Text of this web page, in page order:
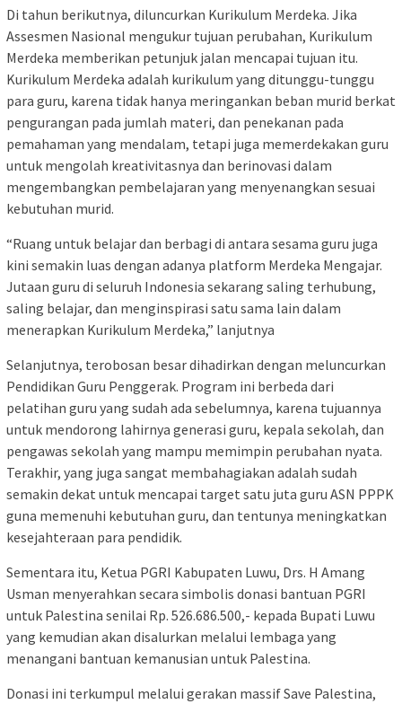
Di tahun berikutnya, diluncurkan Kurikulum Merdeka. Jika
Assesmen Nasional mengukur tujuan perubahan, Kurikulum
Merdeka memberikan petunjuk jalan mencapai tujuan itu.
Kurikulum Merdeka adalah kurikulum yang ditunggu-tunggu
para guru, karena tidak hanya meringankan beban murid berkat
pengurangan pada jumlah materi, dan penekanan pada
pemahaman yang mendalam, tetapi juga memerdekakan guru
untuk mengolah kreativitasnya dan berinovasi dalam
mengembangkan pembelajaran yang menyenangkan sesuai
kebutuhan murid.
“Ruang untuk belajar dan berbagi di antara sesama guru juga
kini semakin luas dengan adanya platform Merdeka Mengajar.
Jutaan guru di seluruh Indonesia sekarang saling terhubung,
saling belajar, dan menginspirasi satu sama lain dalam
menerapkan Kurikulum Merdeka,” lanjutnya
Selanjutnya, terobosan besar dihadirkan dengan meluncurkan
Pendidikan Guru Penggerak. Program ini berbeda dari
pelatihan guru yang sudah ada sebelumnya, karena tujuannya
untuk mendorong lahirnya generasi guru, kepala sekolah, dan
pengawas sekolah yang mampu memimpin perubahan nyata.
Terakhir, yang juga sangat membahagiakan adalah sudah
semakin dekat untuk mencapai target satu juta guru ASN PPPK
guna memenuhi kebutuhan guru, dan tentunya meningkatkan
kesejahteraan para pendidik.
Sementara itu, Ketua PGRI Kabupaten Luwu, Drs. H Amang
Usman menyerahkan secara simbolis donasi bantuan PGRI
untuk Palestina senilai Rp. 526.686.500,- kepada Bupati Luwu
yang kemudian akan disalurkan melalui lembaga yang
menangani bantuan kemanusian untuk Palestina.
Donasi ini terkumpul melalui gerakan massif Save Palestina,